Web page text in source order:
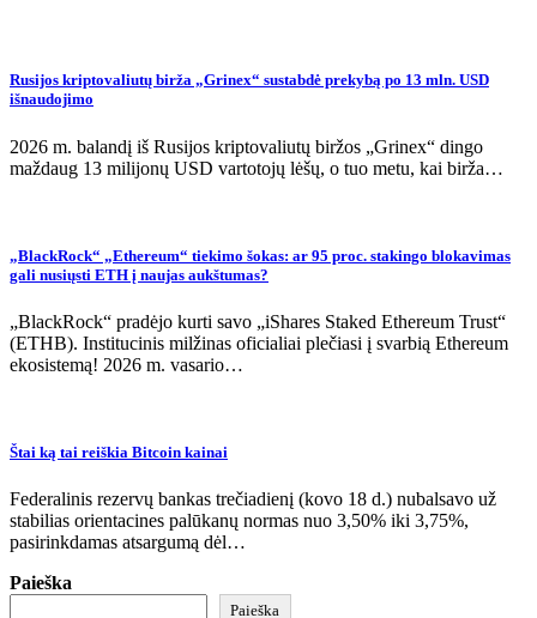
Rusijos kriptovaliutų birža „Grinex“ sustabdė prekybą po 13 mln. USD
išnaudojimo
2026 m. balandį iš Rusijos kriptovaliutų biržos „Grinex“ dingo
maždaug 13 milijonų USD vartotojų lėšų, o tuo metu, kai birža…
„BlackRock“ „Ethereum“ tiekimo šokas: ar 95 proc. stakingo blokavimas
gali nusiųsti ETH į naujas aukštumas?
„BlackRock“ pradėjo kurti savo „iShares Staked Ethereum Trust“
(ETHB). Institucinis milžinas oficialiai plečiasi į svarbią Ethereum
ekosistemą! 2026 m. vasario…
Štai ką tai reiškia Bitcoin kainai
Federalinis rezervų bankas trečiadienį (kovo 18 d.) nubalsavo už
stabilias orientacines palūkanų normas nuo 3,50% iki 3,75%,
pasirinkdamas atsargumą dėl…
Paieška
Paieška